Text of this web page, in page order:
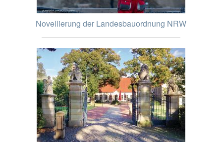
Novellierung der Landesbauordnung NRW